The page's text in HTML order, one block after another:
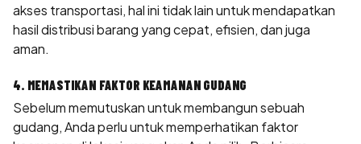
akses transportasi, hal ini tidak lain untuk mendapatkan
hasil distribusi barang yang cepat, efisien, dan juga
aman.
4. MEMASTIKAN FAKTOR KEAMANAN GUDANG
Sebelum memutuskan untuk membangun sebuah
gudang, Anda perlu untuk memperhatikan faktor